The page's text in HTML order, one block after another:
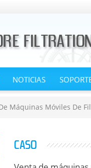
NOTICIAS
Máquinas Móviles De
CASO